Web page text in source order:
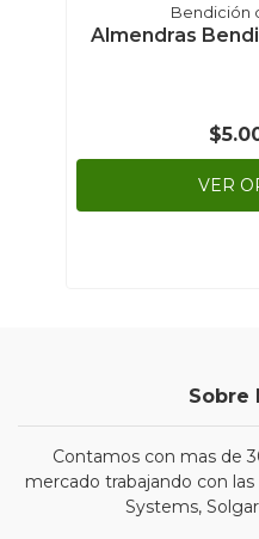
Bendición
Almendras
VER
Sobre
Contamos con mas de
mercado trabajando con
Systems,